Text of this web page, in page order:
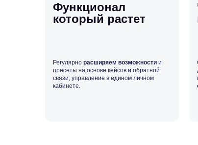
Функционал
который растет
Регулярно расширяем возможности и
пресеты на основе кейсов и обратной
связи; управление в едином личном
кабинете.